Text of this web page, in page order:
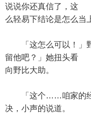
说说你还真信了，这
么轻易下结论是怎么当
「这怎么可以！」野
留他吧？」她扭头看
向野比大助。
「这个……咱家的经
决，小声的说道。